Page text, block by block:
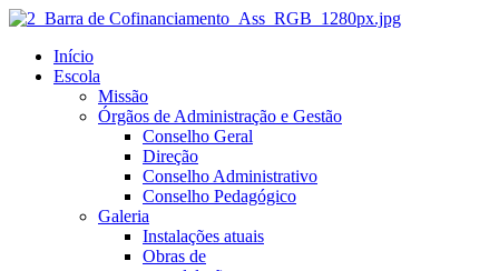
Início
Escola
Missão
Órgãos de Administração e Gestão
Conselho Geral
Direção
Conselho Administrativo
Conselho Pedagógico
Galeria
Instalações atuais
Obras de